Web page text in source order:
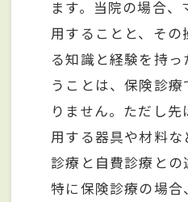
ます。当院の場合
用することと、そ
る知識と経験を持
うことは、保険診
りません。ただし
用する器具や材料
診療と自費診療との
特に保険診療の場